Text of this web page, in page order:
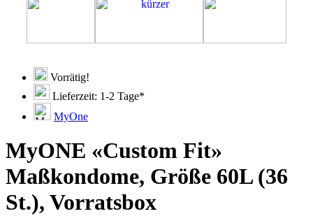
Vorrätig!
Lieferzeit: 1-2 Tage*
MyOne
MyONE «Custom Fit»
Maßkondome, Größe 60L (36
St.), Vorratsbox